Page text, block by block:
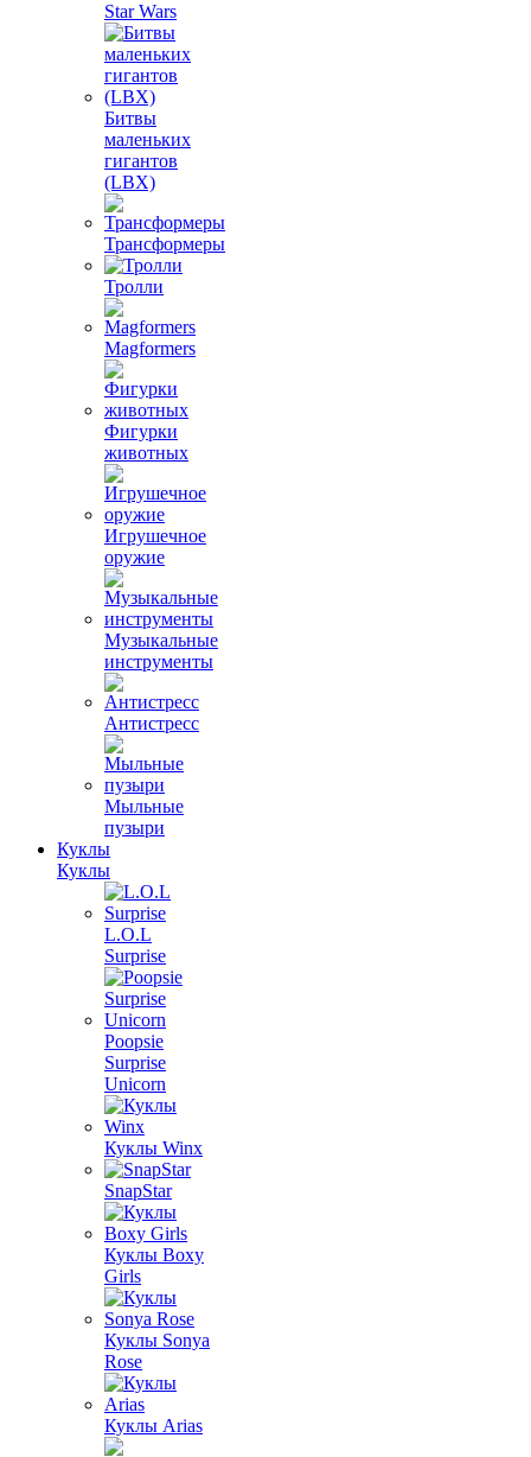
Star Wars
Битвы
маленьких
гигантов
(LBX)
Трансформеры
Тролли
Magformers
Фигурки
животных
Игрушечное
оружие
Музыкальные
инструменты
Антистресс
Мыльные
пузыри
Куклы
Куклы
L.O.L
Surprise
Poopsie
Surprise
Unicorn
Куклы Winx
SnapStar
Куклы Boxy
Girls
Куклы Sonya
Rose
Куклы Arias